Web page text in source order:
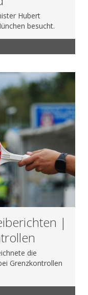
Hubert
besucht.
|
die
Grenzkontrollen